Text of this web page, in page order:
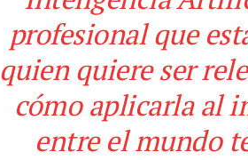
profesional que
quien quiere ser
cómo aplicarla al
entre el mundo